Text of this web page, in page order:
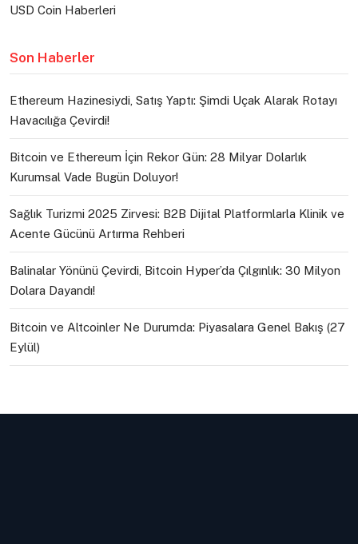
USD Coin Haberleri
Son Haberler
Ethereum Hazinesiydi, Satış Yaptı: Şimdi Uçak Alarak Rotayı
Havacılığa Çevirdi!
Bitcoin ve Ethereum İçin Rekor Gün: 28 Milyar Dolarlık
Kurumsal Vade Bugün Doluyor!
Sağlık Turizmi 2025 Zirvesi: B2B Dijital Platformlarla Klinik ve
Acente Gücünü Artırma Rehberi
Balinalar Yönünü Çevirdi, Bitcoin Hyper’da Çılgınlık: 30 Milyon
Dolara Dayandı!
Bitcoin ve Altcoinler Ne Durumda: Piyasalara Genel Bakış (27
Eylül)